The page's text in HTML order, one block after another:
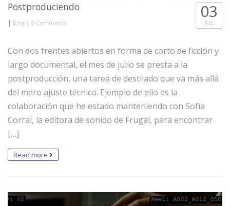
Postproduciendo
| Blog | 0 Comments
03
JUL
Con dos frentes abiertos en forma de corto de ficción y
largo documental, el mes de julio se presta a la
postproducción, una tarea de destilado que va más allá
del mero ajuste técnico. Ejemplo de ello es la
colaboración que he estado manteniendo con Sofía
Corral, la editora de sonido de Frugal, para encontrar
[…]
Read more